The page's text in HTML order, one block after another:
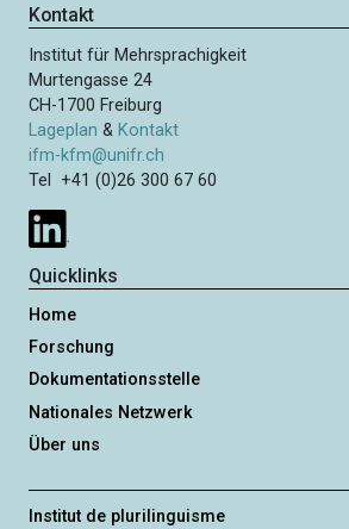
Kontakt
Institut für Mehrsprachigkeit
Murtengasse 24
CH-1700 Freiburg
Lageplan & Kontakt
ifm-kfm@unifr.ch
Tel +41 (0)26 300 67 60
Quicklinks
Home
Forschung
Dokumentationsstelle
Nationales Netzwerk
Über uns
Institut de plurilinguisme